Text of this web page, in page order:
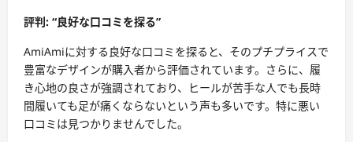
評判: “良好な口コミを探る”
AmiAmiに対する良好な口コミを探ると、そのプチプライスで
豊富なデザインが購入者から評価されています。さらに、履
き心地の良さが強調されており、ヒールが苦手な人でも長時
間履いても足が痛くならないという声も多いです。特に悪い
口コミは見つかりませんでした。